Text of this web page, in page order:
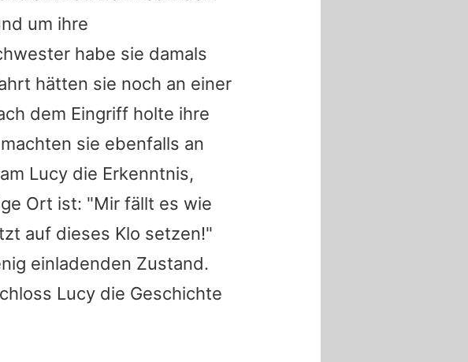
um ihre
habe sie damals
hätten sie noch an einer
dem Eingriff holte ihre
sie ebenfalls an
Lucy die Erkenntnis,
Ort ist: "Mir fällt es wie
auf dieses Klo setzen!"
einladenden Zustand.
Lucy die Geschichte